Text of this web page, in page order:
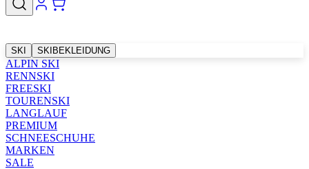
SKI SKIBEKLEIDUNG
ALPIN SKI
RENNSKI
FREESKI
TOURENSKI
LANGLAUF
PREMIUM
SCHNEESCHUHE
MARKEN
SALE